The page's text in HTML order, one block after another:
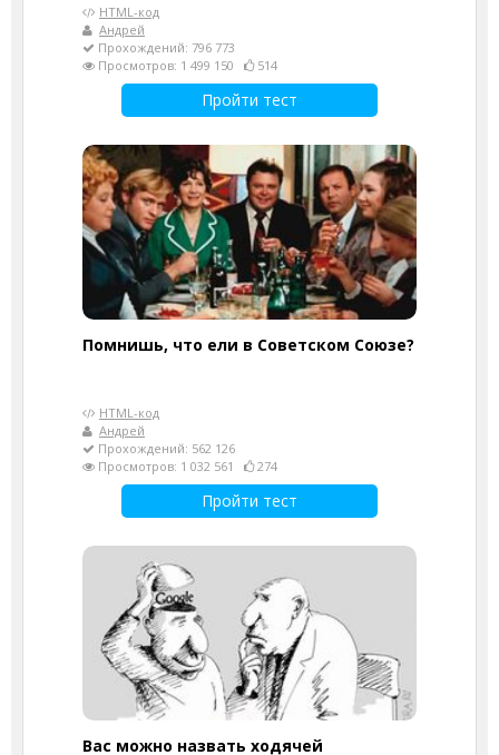
HTML-код
Андрей
Прохождений: 796 773
Просмотров: 1 499 150
514
Пройти тест
Помнишь, что ели в Советском Союзе?
HTML-код
Андрей
Прохождений: 562 126
Просмотров: 1 032 561
274
Пройти тест
Вас можно назвать ходячей